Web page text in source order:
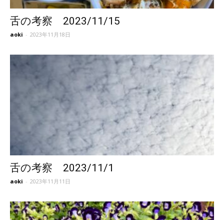
舌の考察 2023/11/15
aoki - 2023年11月18日
舌の考察 2023/11/1
aoki - 2023年11月11日